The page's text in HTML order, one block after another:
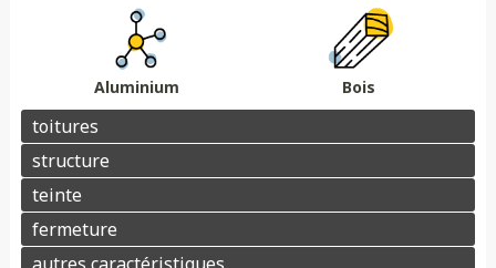
Aluminium Bois
Électrique avec télécommande